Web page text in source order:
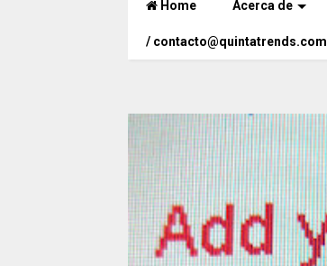
Home Acerca de
/ contacto@quintatrends.com